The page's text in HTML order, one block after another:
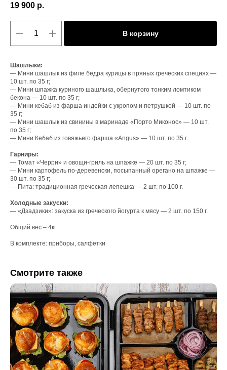
19 900 р.
В корзину
Шашлыки:
— Мини шашлык из филе бедра курицы в пряных греческих специях —
10 шт. по 35 г;
— Мини шпажка куриного шашлыка, обернутого тонким ломтиком
бекона — 10 шт. по 35 г;
— Мини кебаб из фарша индейки с укропом и петрушкой — 10 шт. по
35 г;
— Мини шашлык из свинины в маринаде «Порто Миконос» — 10 шт.
по 35 г;
— Мини Кебаб из говяжьего фарша «Angus» — 10 шт. по 35 г.
Гарниры:
— Томат «Черри» и овощи-гриль на шпажке — 20 шт. по 35 г;
— Мини картофель по-деревенски, посыпанный орегано на шпажке —
30 шт. по 35 г;
— Пита: традиционная греческая лепешка — 2 шт. по 100 г.
Холодные закуски:
— «Дзадзики»: закуска из греческого йогурта к мясу — 2 шт. по 150 г.
Общий вес – 4кг
В комплекте: приборы, салфетки
Смотрите также